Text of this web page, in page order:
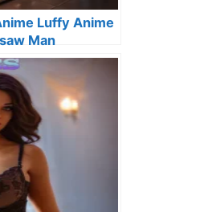
Luffy Anime
Man